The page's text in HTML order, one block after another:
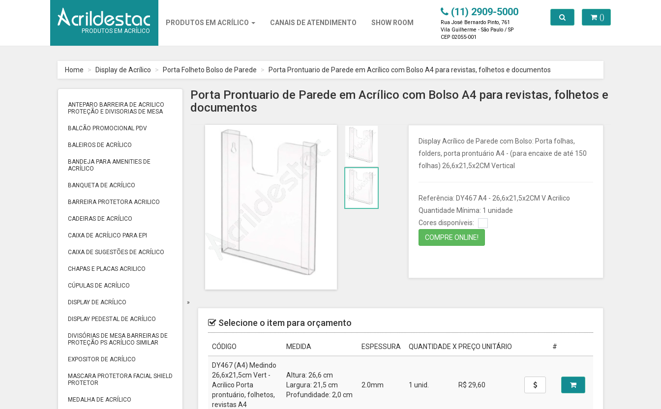
PRODUTOS EM ACRÍLICO
PRODUTOS EM ACRÍLICO CANAIS DE ATENDIMENTO SHOW ROOM
(11) 2909-5000
Rua José Bernardo Pinto, 761
Vila Guilherme - São Paulo / SP
CEP 02055-001
()
Toggle search
Home Display de Acrílico Porta Folheto Bolso de Parede Porta Prontuario de Parede em Acrílico com Bolso A4 para revistas, folhetos e documentos
ANTEPARO BARREIRA DE ACRILICO
PROTEÇÃO E DIVISORIAS DE MESA
BALCÃO PROMOCIONAL PDV
BALEIROS DE ACRÍLICO
BANDEJA PARA AMENITIES DE
ACRÍLICO
BANQUETA DE ACRÍLICO
BARREIRA PROTETORA ACRILICO
CADEIRAS DE ACRÍLICO
CAIXA DE ACRÍLICO PARA EPI
CAIXA DE SUGESTÕES DE ACRÍLICO
CHAPAS E PLACAS ACRILICO
CÚPULAS DE ACRÍLICO
DISPLAY DE ACRÍLICO
DISPLAY PEDESTAL DE ACRÍLICO
DIVISÓRIAS DE MESA BARREIRAS DE
PROTEÇÃO PS ACRÍLICO SIMILAR
EXPOSITOR DE ACRÍLICO
MASCARA PROTETORA FACIAL SHIELD
PROTETOR
MEDALHA DE ACRÍLICO
Porta Prontuario de Parede em Acrílico com Bolso A4 para revistas, folhetos e
documentos
Display Acrílico de Parede com Bolso: Porta folhas,
folders, porta prontuário A4 - (para encaixe de até 150
folhas) 26,6x21,5x2CM Vertical
Referência: DY467 A4 - 26,6x21,5x2CM V Acrilico
Quantidade Mínima: 1 unidade
Cores disponíveis:
COMPRE ONLINE!
Selecione o item para orçamento
CÓDIGO MEDIDA ESPESSURA QUANTIDADE X PREÇO UNITÁRIO #
DY467 (A4) Medindo
26,6x21,5cm Vert -
Acrilico Porta
prontuário, folhetos,
revistas A4
Altura: 26,6 cm
Largura: 21,5 cm
Profundidade: 2,0 cm
2.0mm 1 unid. R$ 29,60